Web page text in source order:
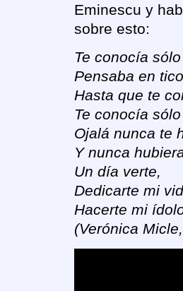
Eminescu y
sobre esto:
Te conocía
Pensaba en
Hasta que te
Te conocía
Ojalá nunca te
Y nunca
Un día verte,
Dedicarte mi
Hacerte mi
(Verónica